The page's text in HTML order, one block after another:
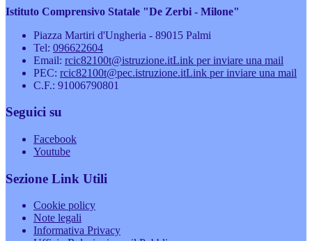
Istituto Comprensivo Statale "De Zerbi - Milone"
Piazza Martiri d'Ungheria - 89015 Palmi
Tel: 096622604
Email: rcic82100t@istruzione.itLink per inviare una mail
PEC: rcic82100t@pec.istruzione.itLink per inviare una mail
C.F.: 91006790801
Seguici su
Facebook
Youtube
Sezione Link Utili
Cookie policy
Note legali
Informativa Privacy